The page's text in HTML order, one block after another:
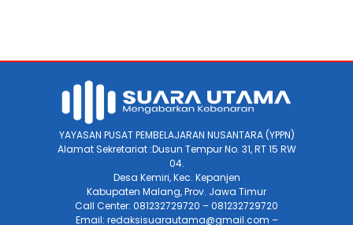
YAYASAN PUSAT PEMBELAJARAN NUSANTARA (YPPN)
Alamat Sekretariat :Dusun Tempur No. 31, RT 15 RW
04.
Desa Kemiri, Kec. Kepanjen
Kabupaten Malang, Prov. Jawa Timur
Call Center: 081232729720 – 081232729720
Email: redaksisuarautama@gmail.com –